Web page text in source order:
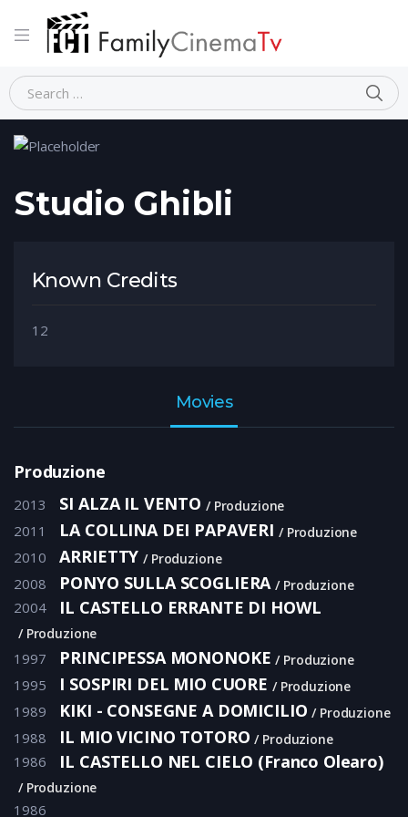
Home Person Studio Ghibli
Studio Ghibli
Known Credits
12
Movies
Produzione
2013 SI ALZA IL VENTO Produzione
2011 LA COLLINA DEI PAPAVERI Produzione
2010 ARRIETTY Produzione
2008 PONYO SULLA SCOGLIERA Produzione
2004 IL CASTELLO ERRANTE DI HOWL
Produzione
1997 PRINCIPESSA MONONOKE Produzione
1995 I SOSPIRI DEL MIO CUORE Produzione
1989 KIKI - CONSEGNE A DOMICILIO Produzione
1988 IL MIO VICINO TOTORO Produzione
1986 IL CASTELLO NEL CIELO (Franco Olearo)
Produzione
1986